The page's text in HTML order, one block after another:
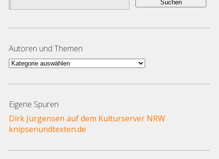
nach:
Autoren und Themen
Autoren
Themen
Eigene Spuren
Dirk Jürgensen auf dem Kulturserver NRW
knipsenundtexten.de